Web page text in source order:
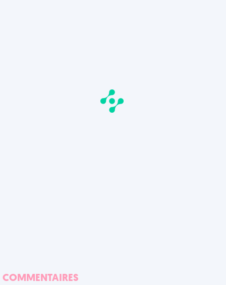
COMMENTAIRES